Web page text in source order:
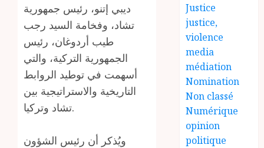
ديبي إتنو، رئيس جمهورية
تشاد، وفخامة السيد رجب
طيب أردوغان، رئيس
الجمهورية التركية، والتي
أسهمت في توطيد الروابط
التاريخية والاستراتيجية بين
تشاد وتركيا.
ويُذكر أن رئيس الشؤون
Justice
justice,
violence
media
médiation
Nomination
Non classé
Numérique
opinion
politique